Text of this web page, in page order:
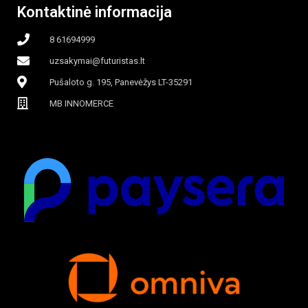
apšvietimas
Kontaktinė informacija
8 61694999
uzsakymai@futuristas.lt
Pušaloto g. 195, Panevėžys LT-35291
MB INNOMERCE